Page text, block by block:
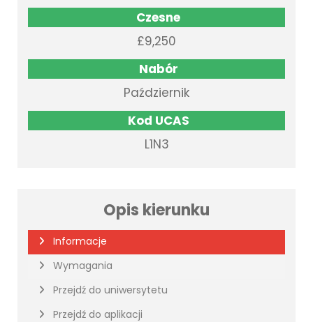
Czesne
£9,250
Nabór
Październik
Kod UCAS
L1N3
Opis kierunku
Informacje
Wymagania
Przejdź do uniwersytetu
Przejdź do aplikacji